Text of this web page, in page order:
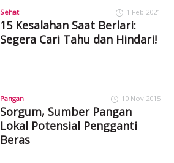
Sehat 1 Feb 2021
15 Kesalahan Saat Berlari:
Segera Cari Tahu dan Hindari!
Pangan 10 Nov 2015
Sorgum, Sumber Pangan
Lokal Potensial Pengganti
Beras